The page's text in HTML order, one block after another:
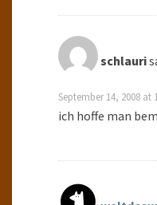
schlauri
September 14, 2008 at
ich hoffe man